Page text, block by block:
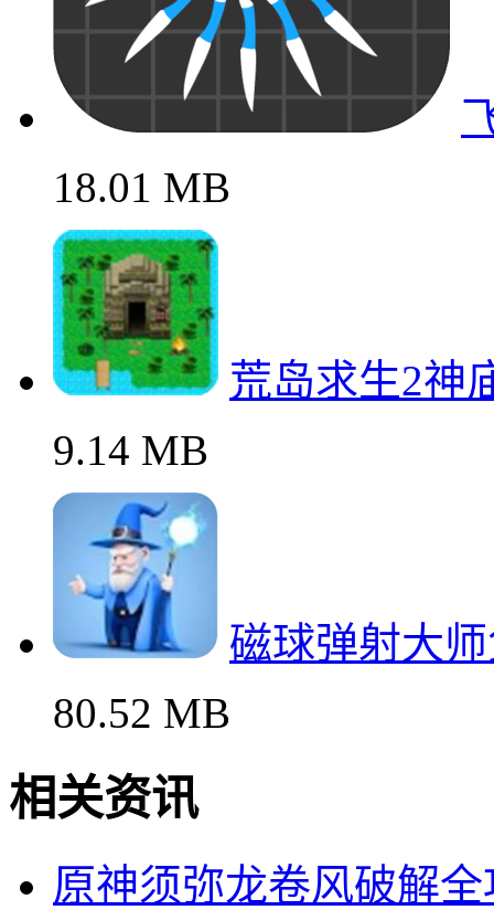
18.01 MB
荒岛求生2神
9.14 MB
磁球弹射大
80.52 MB
相关资讯
原神须弥龙卷风破解全